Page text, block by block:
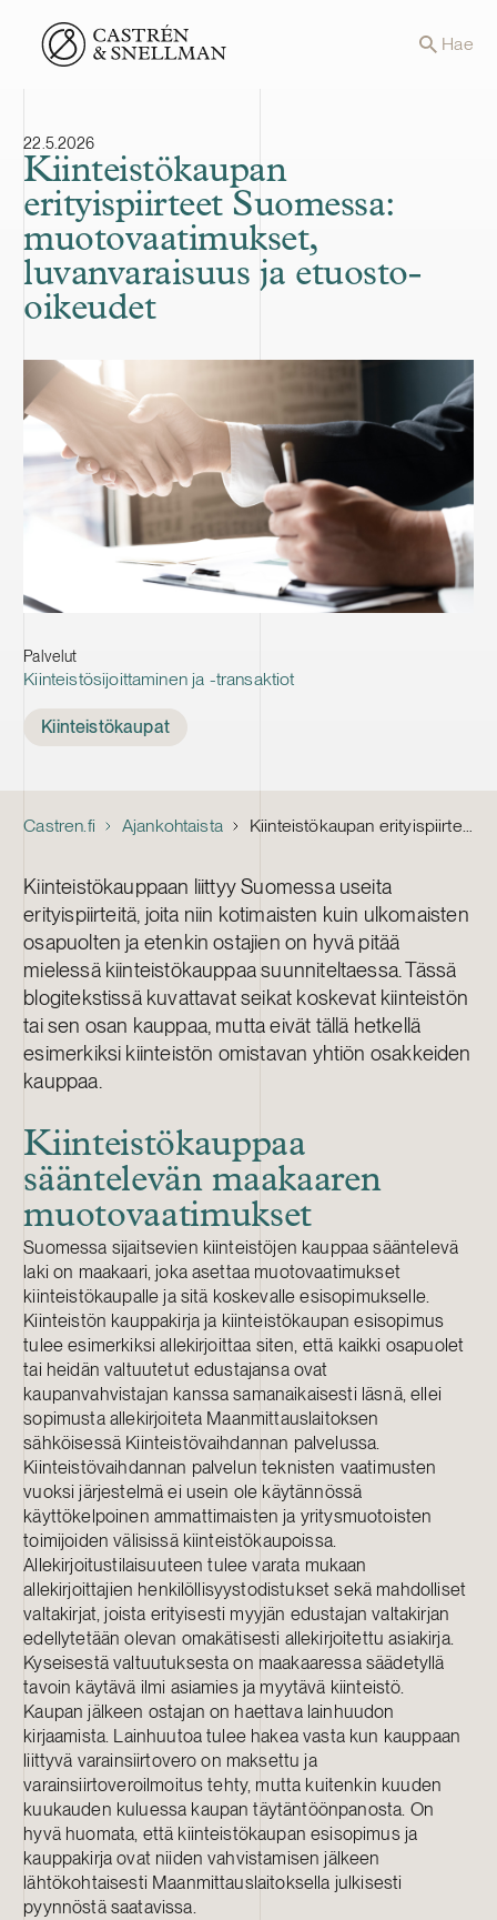
Front page Hae
22.5.2026
Kiinteistökaupan
erityispiirteet Suomessa:
muotovaatimukset,
luvanvaraisuus ja etuosto-
oikeudet
Palvelut
Kiinteistösijoittaminen ja -transaktiot
Kiinteistökaupat
Castren.fi Ajankohtaista Kiinteistökaupan erityispiirteet Suomessa: muotovaatimukset, luvanvaraisuus ja etuosto-oikeudet
Kiinteistökauppaan liittyy Suomessa useita
erityispiirteitä, joita niin kotimaisten kuin ulkomaisten
osapuolten ja etenkin ostajien on hyvä pitää
mielessä kiinteistökauppaa suunniteltaessa. Tässä
blogitekstissä kuvattavat seikat koskevat kiinteistön
tai sen osan kauppaa, mutta eivät tällä hetkellä
esimerkiksi kiinteistön omistavan yhtiön osakkeiden
kauppaa.
Kiinteistökauppaa
sääntelevän maakaaren
muotovaatimukset
Suomessa sijaitsevien kiinteistöjen kauppaa sääntelevä
laki on maakaari, joka asettaa muotovaatimukset
kiinteistökaupalle ja sitä koskevalle esisopimukselle.
Kiinteistön kauppakirja ja kiinteistökaupan esisopimus
tulee esimerkiksi allekirjoittaa siten, että kaikki osapuolet
tai heidän valtuutetut edustajansa ovat
kaupanvahvistajan kanssa samanaikaisesti läsnä, ellei
sopimusta allekirjoiteta Maanmittauslaitoksen
sähköisessä Kiinteistövaihdannan palvelussa.
Kiinteistövaihdannan palvelun teknisten vaatimusten
vuoksi järjestelmä ei usein ole käytännössä
käyttökelpoinen ammattimaisten ja yritysmuotoisten
toimijoiden välisissä kiinteistökaupoissa.
Allekirjoitustilaisuuteen tulee varata mukaan
allekirjoittajien henkilöllisyystodistukset sekä mahdolliset
valtakirjat, joista erityisesti myyjän edustajan valtakirjan
edellytetään olevan omakätisesti allekirjoitettu asiakirja.
Kyseisestä valtuutuksesta on maakaaressa säädetyllä
tavoin käytävä ilmi asiamies ja myytävä kiinteistö.
Kaupan jälkeen ostajan on haettava lainhuudon
kirjaamista. Lainhuutoa tulee hakea vasta kun kauppaan
liittyvä varainsiirtovero on maksettu ja
varainsiirtoveroilmoitus tehty, mutta kuitenkin kuuden
kuukauden kuluessa kaupan täytäntöönpanosta. On
hyvä huomata, että kiinteistökaupan esisopimus ja
kauppakirja ovat niiden vahvistamisen jälkeen
lähtökohtaisesti Maanmittauslaitoksella julkisesti
pyynnöstä saatavissa.